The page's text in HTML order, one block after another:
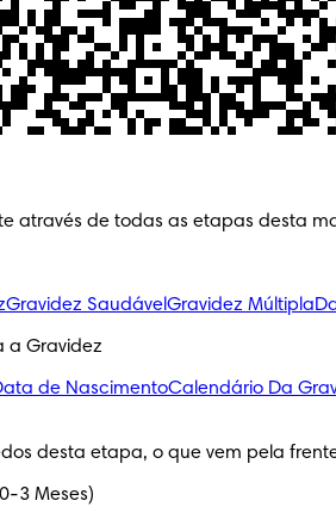
através de todas as etapas desta
Gravidez SaudávelGravidez Múltipla
a Gravidez
de NascimentoCalendário Da
desta etapa, o que vem pela
3 Meses)